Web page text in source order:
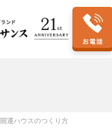
開運ハウスのつくり方